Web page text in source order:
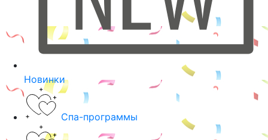
Новинки
Спа-программы